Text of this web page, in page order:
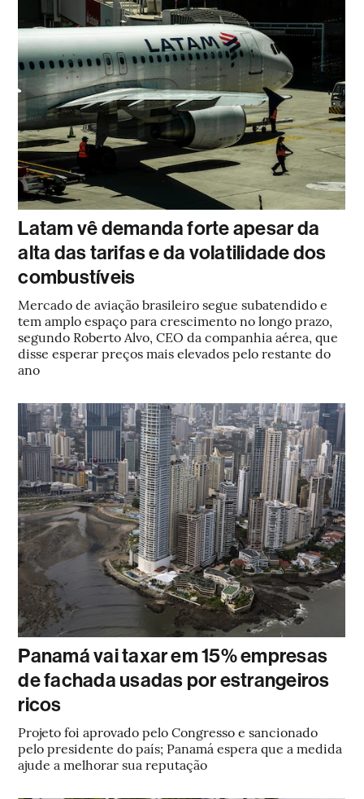
Latam vê demanda forte apesar da
alta das tarifas e da volatilidade dos
combustíveis
Mercado de aviação brasileiro segue subatendido e
tem amplo espaço para crescimento no longo prazo,
segundo Roberto Alvo, CEO da companhia aérea, que
disse esperar preços mais elevados pelo restante do
ano
Panamá vai taxar em 15% empresas
de fachada usadas por estrangeiros
ricos
Projeto foi aprovado pelo Congresso e sancionado
pelo presidente do país; Panamá espera que a medida
ajude a melhorar sua reputação